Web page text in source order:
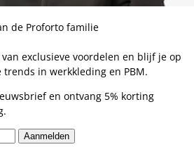
de Proforto familie
exclusieve voordelen en blijf je op
in werkkleding en PBM.
en ontvang 5% korting